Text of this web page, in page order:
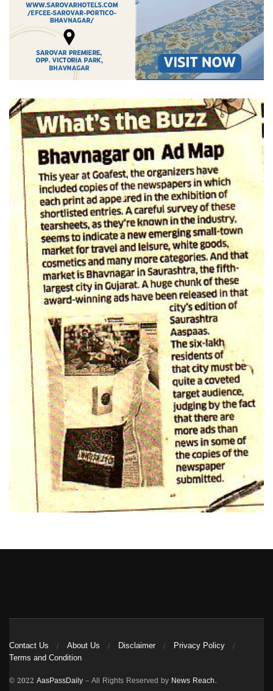
Contact Us About Us Disclaimer
Privacy Policy
Terms and Condition
© 2022 AasPassDaily – All Rights Reserved by News Reach.